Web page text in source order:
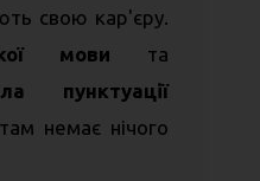
свою кар'єру.
мови та
пунктуації
немає нічого